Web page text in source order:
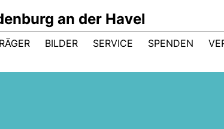
an der Havel
BILDER SERVICE SPENDEN